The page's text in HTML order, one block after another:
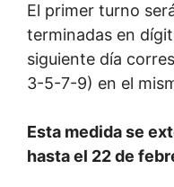
El primer turno
terminadas en
siguiente día
3-5-7-9) en el
Esta medida se
hasta el 22 de